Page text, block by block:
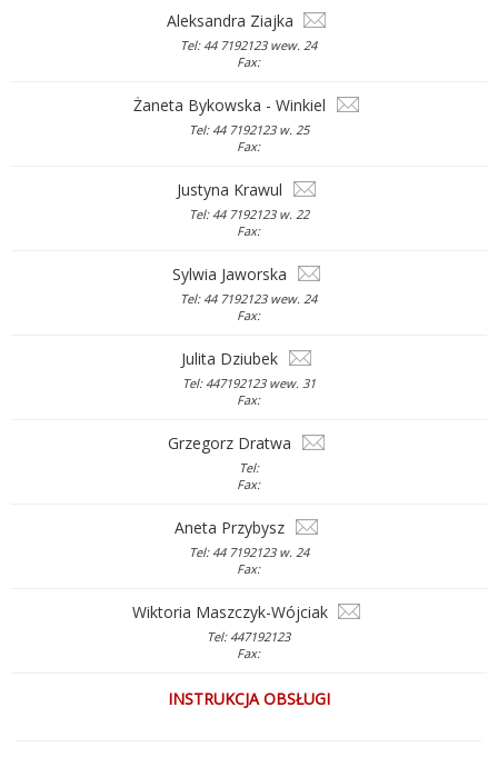
Aleksandra Ziajka
Tel: 44 7192123 wew. 24
Fax:
Żaneta Bykowska - Winkiel
Tel: 44 7192123 w. 25
Fax:
Justyna Krawul
Tel: 44 7192123 w. 22
Fax:
Sylwia Jaworska
Tel: 44 7192123 wew. 24
Fax:
Julita Dziubek
Tel: 447192123 wew. 31
Fax:
Grzegorz Dratwa
Tel:
Fax:
Aneta Przybysz
Tel: 44 7192123 w. 24
Fax:
Wiktoria Maszczyk-Wójciak
Tel: 447192123
Fax:
INSTRUKCJA OBSŁUGI